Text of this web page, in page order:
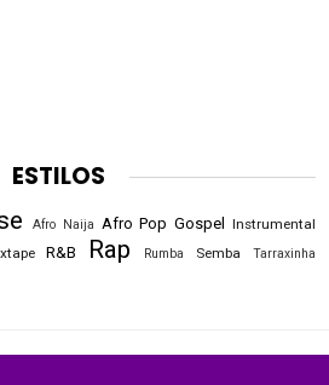
ESTILOS
Afro Naija Afro Pop Gospel Instrumental
R&B Rap Rumba Semba Tarraxinha